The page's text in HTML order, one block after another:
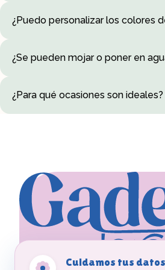
¿Puedo personalizar los colores
¿Se pueden mojar o poner en
¿Para qué ocasiones son ideales?
Cuidamos tus